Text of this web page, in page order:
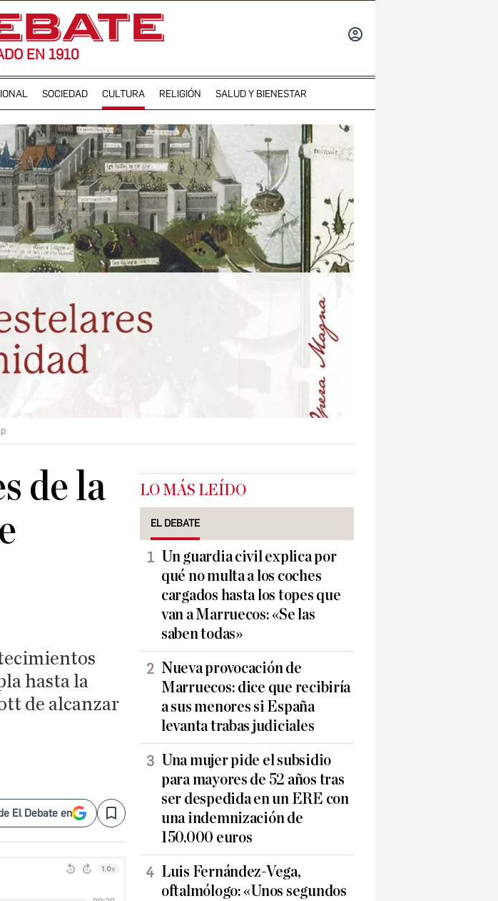
EN 1910
SOCIEDAD CULTURA RELIGIÓN SALUD Y BIENESTAR
de la
hasta la
de alcanzar
El Debate en Save
LO MÁS LEÍDO
EL DEBATE
Un guardia civil explica por
qué no multa a los coches
cargados hasta los topes que
van a Marruecos: «Se las
saben todas»
Nueva provocación de
Marruecos: dice que recibiría
a sus menores si España
levanta trabas judiciales
Una mujer pide el subsidio
para mayores de 52 años tras
ser despedida en un ERE con
una indemnización de
150.000 euros
Luis Fernández-Vega,
oftalmólogo: «Unos segundos